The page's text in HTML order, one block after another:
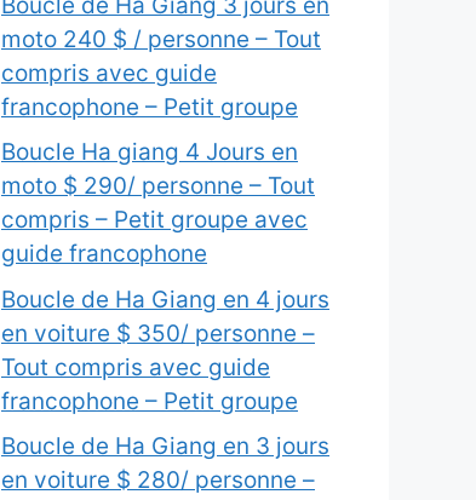
moto 240 $ / personne – Tout
compris avec guide
francophone – Petit groupe
Boucle Ha giang 4 Jours en
moto $ 290/ personne – Tout
compris – Petit groupe avec
guide francophone
Boucle de Ha Giang en 4 jours
en voiture $ 350/ personne –
Tout compris avec guide
francophone – Petit groupe
Boucle de Ha Giang en 3 jours
en voiture $ 280/ personne –